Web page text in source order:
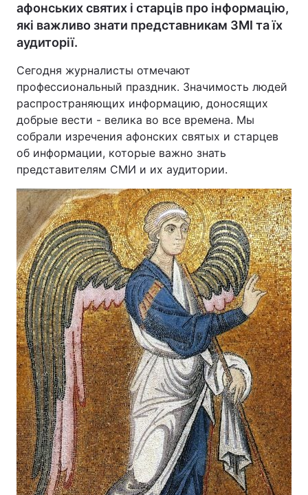
Головна Війна
Україна Політика
Економіка Світ
Спорт Наука
Техно і зв'язок Лайт
Зброя Інциденти
Здоров'я Туризм
Цікавинки Погода
афонських святих і старців про інформацію,
які важливо знати представникам ЗМІ та їх
аудиторії.
Сегодня журналисты отмечают
профессиональный праздник. Значимость людей
распространяющих информацию, доносящих
добрые вести - велика во все времена. Мы
собрали изречения афонских святых и старцев
об информации, которые важно знать
представителям СМИ и их аудитории.